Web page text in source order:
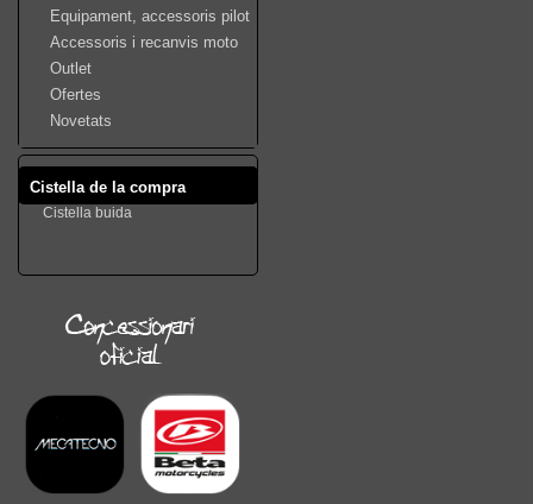
Equipament, accessoris pilot
Accessoris i recanvis moto
Outlet
Ofertes
Novetats
Cistella de la compra
Cistella buida